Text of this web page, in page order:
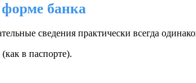
банка
сведения практически всегда
в паспорте).